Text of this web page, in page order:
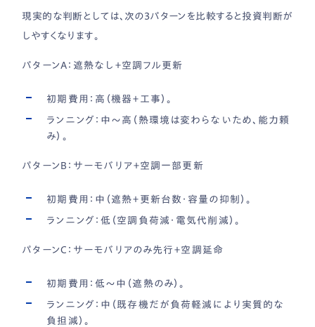
現実的な判断としては、次の3パターンを比較すると投資判断が
しやすくなります。
パターンA：遮熱なし＋空調フル更新
初期費用：高（機器＋工事）。
ランニング：中〜高（熱環境は変わらないため、能力頼
み）。
パターンB：サーモバリア＋空調一部更新
初期費用：中（遮熱＋更新台数・容量の抑制）。
ランニング：低（空調負荷減・電気代削減）。
パターンC：サーモバリアのみ先行＋空調延命
初期費用：低〜中（遮熱のみ）。
ランニング：中（既存機だが負荷軽減により実質的な
負担減）。